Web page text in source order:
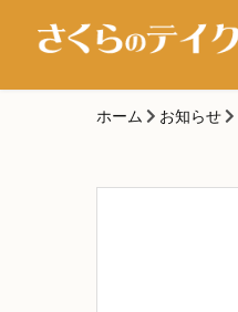
ホーム お知らせ